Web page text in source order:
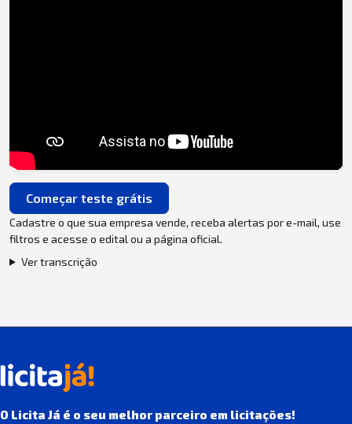
Começar teste grátis
Cadastre o que sua empresa vende, receba alertas por e-mail, use
filtros e acesse o edital ou a página oficial.
Ver transcrição
O Licita Já é o seu melhor parceiro em licitações!